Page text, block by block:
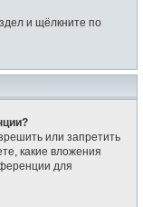
и щёлкните по
или запретить
какие вложения
для